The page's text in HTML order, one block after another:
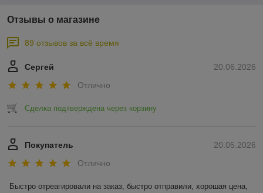
Отзывы о магазине
89 отзывов за всё время
20.06.2026
Сергей
Отлично
Сделка подтверждена через корзину
20.05.2026
Покупатель
Отлично
Быстро отреагировали на заказ, быстро отправили, хорошая цена,